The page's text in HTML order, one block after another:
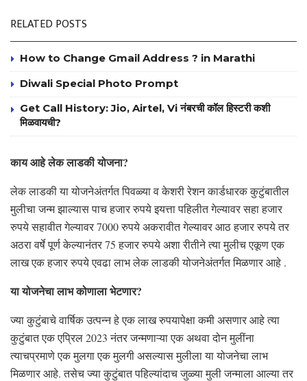
RELATED POSTS
How to Change Gmail Address ? in Marathi
Diwali Special Photo Prompt
Get Call History: Jio, Airtel, Vi नंबरची कॉल हिस्टरी कशी
मिळवायची?
काय आहे लेक लाडकी योजना?
लेक लाडकी या योजनेअंतर्गत पिवळ्या व केशरी रेशन कार्डधारक कुटुंबातील
मुलीचा जन्म झाल्यास पाच हजार रुपये इयत्ता पहिलीत गेल्यावर सहा हजार
रुपये सहावीत गेल्यावर 7000 रुपये अकरावीत गेल्यावर आठ हजार रुपये तर
अठरा वर्षे पूर्ण केल्यानंतर 75 हजार रुपये अशा रीतीने त्या मुलीच एकूण एक
लाख एक हजार रुपये एवढा लाभ लेक लाडकी योजनेअंतर्गत मिळणार आहे .
या योजनेचा लाभ कोणाला भेटणार?
ज्या कुटुंबाचे वार्षिक उत्पन्न हे एक लाख रुपयापेक्षा कमी असणार आहे त्या
कुटुंबात एक एप्रिल 2023 नंतर जन्मणाऱ्या एक अथवा दोन मुलींना
त्याचप्रमाणे एक मुलगा एक मुलगी असल्यास मुलीला या योजनेचा लाभ
मिळणार आहे. तसेच ज्या कुटुंबात पहिल्यांदाच जुळ्या मुली जन्माला आल्या तर